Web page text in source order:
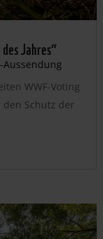
Jahres“
Aussendung
WWF-Voting
Schutz der